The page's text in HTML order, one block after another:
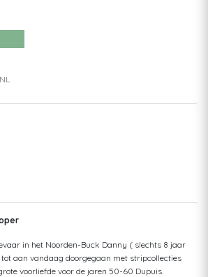
in het Noorden-Buck Danny ( slechts 8 jaar
aan vandaag doorgegaan met stripcollecties
voorliefde voor de jaren 50-60 Dupuis.